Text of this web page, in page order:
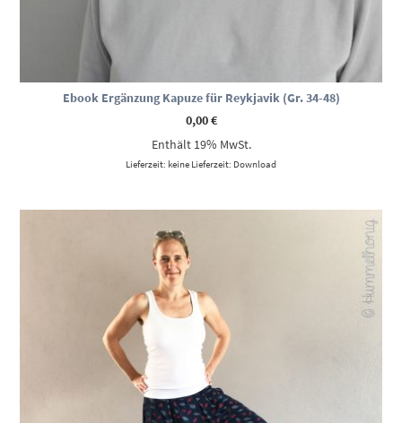
Ebook Ergänzung Kapuze für Reykjavik (Gr. 34-48)
0,00€
Enthält 19% MwSt.
Lieferzeit: keine Lieferzeit: Download